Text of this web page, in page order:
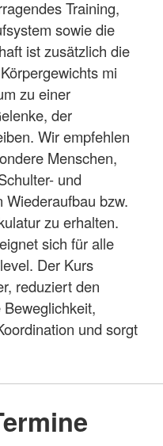
Training,
sowie die
ist zusätzlich die
mi
zu einer
der
Wir empfehlen
Menschen,
und
Wiederaufbau bzw.
zu erhalten.
sich für alle
Der Kurs
reduziert den
und sorgt